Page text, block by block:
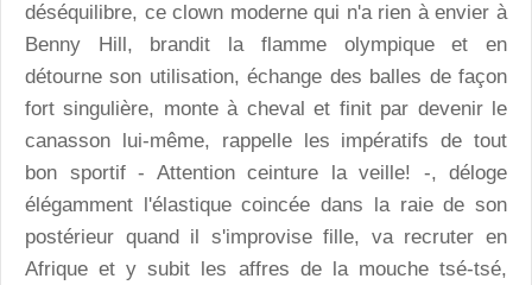
déséquilibre, ce clown moderne qui n'a rien à envier à
Benny Hill, brandit la flamme olympique et en
détourne son utilisation, échange des balles de façon
fort singulière, monte à cheval et finit par devenir le
canasson lui-même, rappelle les impératifs de tout
bon sportif - Attention ceinture la veille! -, déloge
élégamment l'élastique coincée dans la raie de son
postérieur quand il s'improvise fille, va recruter en
Afrique et y subit les affres de la mouche tsé-tsé,